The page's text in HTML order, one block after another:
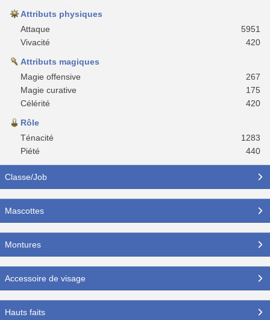
Attributs physiques
Attaque
5951
Vivacité
420
Attributs magiques
Magie offensive
267
Magie curative
175
Célérité
420
Rôle
Ténacité
1283
Piété
440
Classe/Job
Mascottes
Montures
Accessoire de visage
Hauts faits